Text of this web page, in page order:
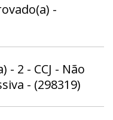
-
- 2 - CCJ - Não
- (298319)